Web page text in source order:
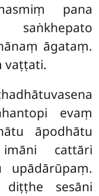
pana
saṅkhepato
āgataṃ.
vaṭṭati.
evaṃ
āpodhātu
cattāri
upādārūpaṃ.
diṭṭhe sesāni